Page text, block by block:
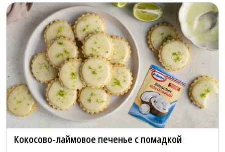
Кокосово-лаймовое печенье с помадкой